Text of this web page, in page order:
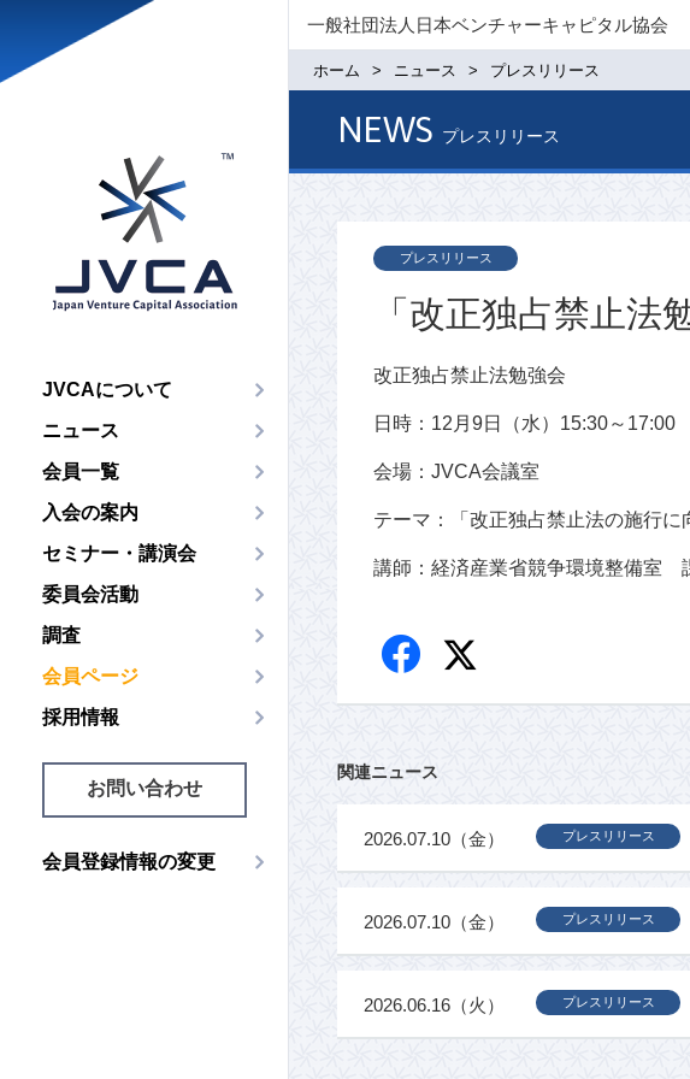
JVCAについて
ニュース
会員一覧
入会の案内
セミナー・講演会
委員会活動
調査
会員ページ
採用情報
お問い合わせ
会員登録情報の変更
一般社団法人日本ベンチャーキャピタル協会
ホーム ニュース プレスリリース
NEWS プレスリリース
「改正独占禁止法
プレスリリース
改正独占禁止法勉強会
日時：12月9日（水）15:30～17:00
会場：JVCA会議室
テーマ：「改正独占禁止法の施行に
講師：経済産業省競争環境整備室
関連ニュース
プレスリリース
2026.07.10（金）
プレスリリース
2026.07.10（金）
プレスリリース
2026.06.16（火）